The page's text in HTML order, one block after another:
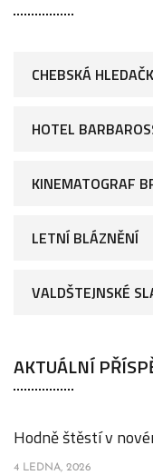
CHEBSKÁ
HOTEL
KINEMATOGRAF
LETNÍ BLÁZNĚNÍ
VALDŠTEJNSKÉ
AKTUÁLNÍ
Hodně štěstí v
4 LEDNA, 2026